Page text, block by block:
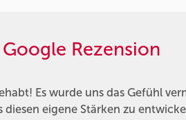
Rezension
Es wurde uns das Gefühl
eigene Stärken zu